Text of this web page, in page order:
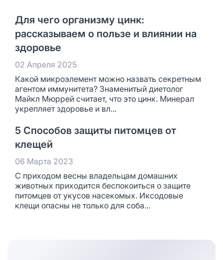
Для чего организму цинк:
рассказываем о пользе и влиянии на
здоровье
02 Апреля 2025
Какой микроэлемент можно назвать секретным
агентом иммунитета? Знаменитый диетолог
Майкл Мюррей считает, что это цинк. Минерал
укрепляет здоровье и вл...
5 Способов защиты питомцев от
клещей
06 Марта 2023
С приходом весны владельцам домашних
животных приходится беспокоиться о защите
питомцев от укусов насекомых. Иксодовые
клещи опасны не только для соба...